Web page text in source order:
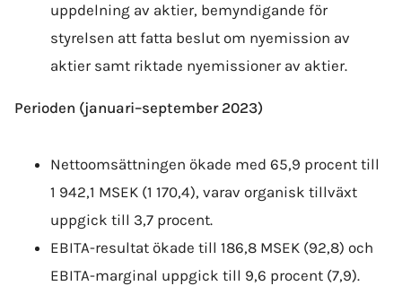
uppdelning av aktier, bemyndigande för
styrelsen att fatta beslut om nyemission av
aktier samt riktade nyemissioner av aktier.
Perioden (januari–september 2023)
Nettoomsättningen ökade med 65,9 procent till
1 942,1 MSEK (1 170,4), varav organisk tillväxt
uppgick till 3,7 procent.
EBITA-resultat ökade till 186,8 MSEK (92,8) och
EBITA-marginal uppgick till 9,6 procent (7,9).